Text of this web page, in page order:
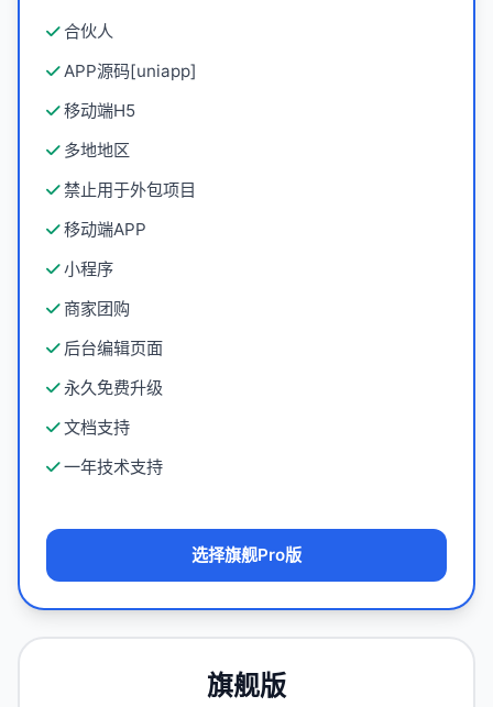
合伙人
APP源码[uniapp]
移动端H5
多地地区
禁止用于外包项目
移动端APP
小程序
商家团购
后台编辑页面
永久免费升级
文档支持
一年技术支持
选择旗舰Pro版
旗舰版